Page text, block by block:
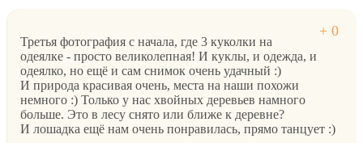
Третья фотография с начала, где 3 куколки на
одеялке - просто великолепная! И куклы, и одежда, и
одеялко, но ещё и сам снимок очень удачный :)
И природа красивая очень, места на наши похожи
немного :) Только у нас хвойных деревьев намного
больше. Это в лесу снято или ближе к деревне?
И лошадка ещё нам очень понравилась, прямо танцует :)